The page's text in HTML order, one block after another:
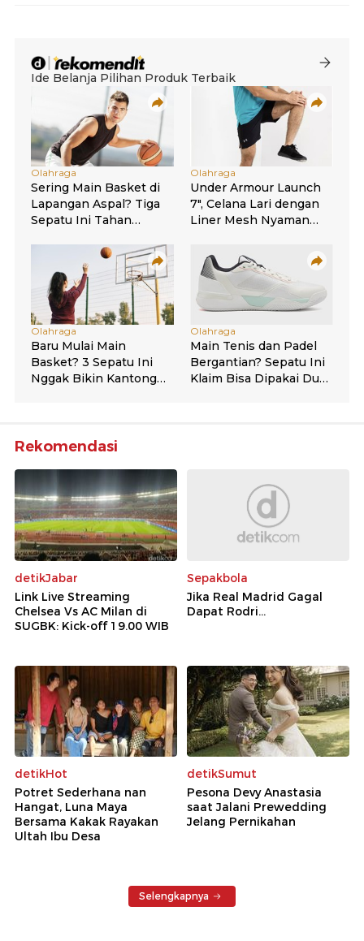
Rekomendasi
detikJabar
Link Live Streaming
Chelsea Vs AC Milan di
SUGBK: Kick-off 19.00 WIB
Sepakbola
Jika Real Madrid Gagal
Dapat Rodri...
detikHot
Potret Sederhana nan
Hangat, Luna Maya
Bersama Kakak Rayakan
Ultah Ibu Desa
detikSumut
Pesona Devy Anastasia
saat Jalani Prewedding
Jelang Pernikahan
Selengkapnya